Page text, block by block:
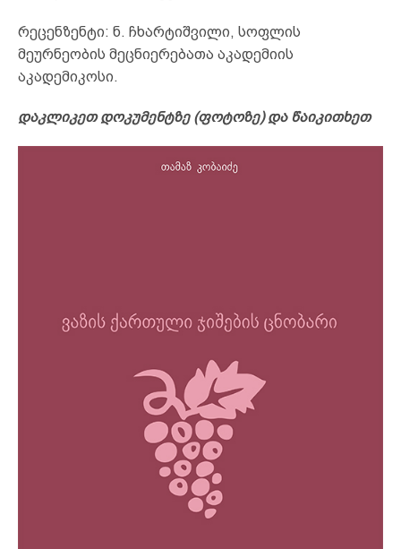
რეცენზენტი: ნ. ჩხარტიშვილი, სოფლის
მეურნეობის მეცნიერებათა აკადემიის
აკადემიკოსი.
დაკლიკეთ დოკუმენტზე (ფოტოზე) და წაიკითხეთ